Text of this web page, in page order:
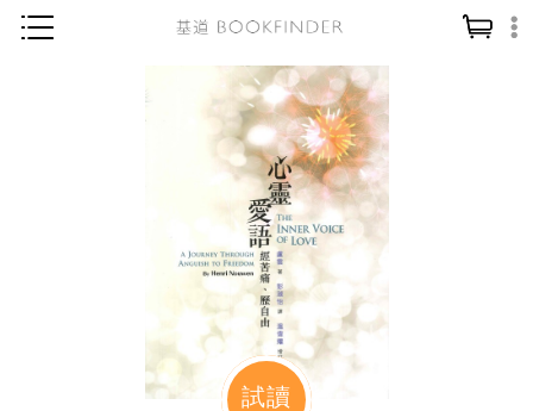
讀經／研經
信徒生活
教會事工
試讀